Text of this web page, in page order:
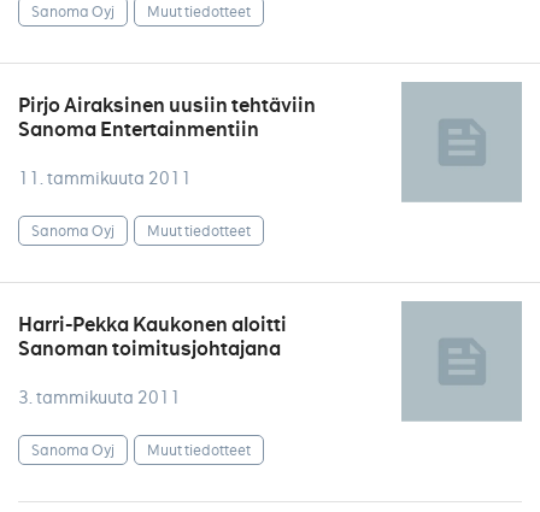
Sanoma Oyj Muut tiedotteet
Pirjo Airaksinen uusiin tehtäviin
Sanoma Entertainmentiin
11. tammikuuta 2011
Sanoma Oyj Muut tiedotteet
Harri-Pekka Kaukonen aloitti
Sanoman toimitusjohtajana
3. tammikuuta 2011
Sanoma Oyj Muut tiedotteet